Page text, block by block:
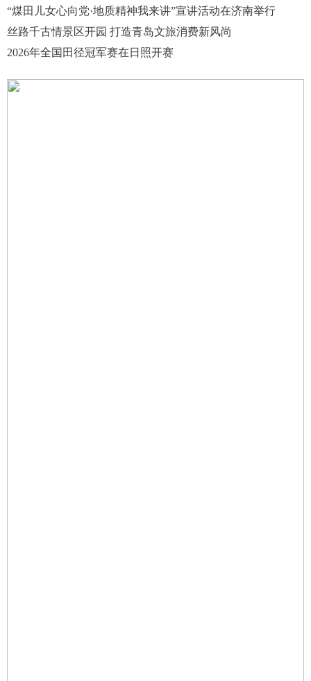
“煤田儿女心向党·地质精神我来讲”宣讲活动在济南举行
丝路千古情景区开园 打造青岛文旅消费新风尚
2026年全国田径冠军赛在日照开赛